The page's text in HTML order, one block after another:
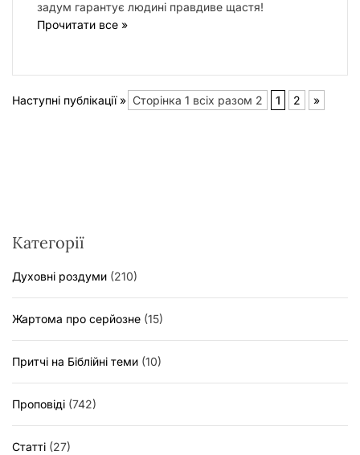
задум гарантує людині правдиве щастя!
Прочитати все »
Наступні публікації » Сторінка 1 всіх разом 2 1 2 »
Категорії
Духовні роздуми (210)
Жартома про серйозне (15)
Притчі на Біблійні теми (10)
Проповіді (742)
Статті (27)